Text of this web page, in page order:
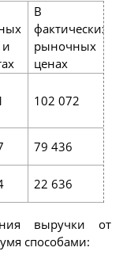
и
В
фактических
рыночных
ценах
102 072
79 436
22 636
выручки от
способами: